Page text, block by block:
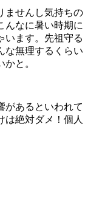
ませんし気持ちの
んなに暑い時期に
います。先祖守る
な無理するくらい
と。
があるといわれて
は絶対ダメ！個人